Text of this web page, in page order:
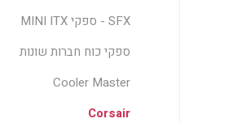
SFX - ספקי MINI ITX
ספקי כוח חברות שונות
Cooler Master
Corsair